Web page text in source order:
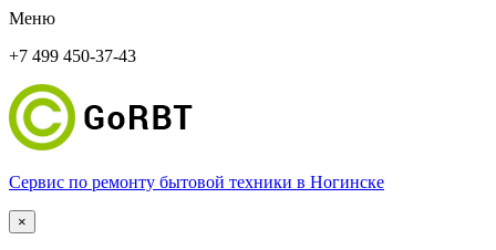
Меню
+7 499 450-37-43
Сервис по ремонту бытовой техники в Ногинске
×